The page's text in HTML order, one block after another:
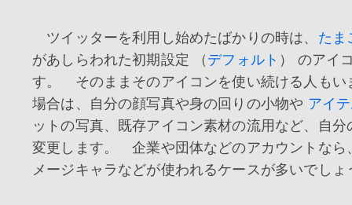
ツイッターを利用し始めたばかりの時は、 たま
があしらわれた初期設定 （ デフォルト ） のアイ
す。 そのままそのアイコンを使い続ける人もい
場合は、自分の顔写真や身の回りの小物や アイ
ットの写真、既存アイコン素材の流用など、自分
変更します。 企業や団体などのアカウントなら
メージキャラなどが使われるケースが多いでしょ